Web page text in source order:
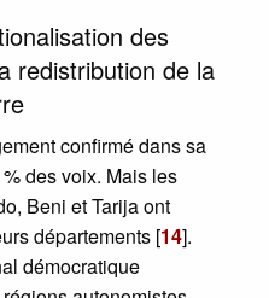
des
redistribution de la
confirmé dans sa
des voix. Mais les
Beni et Tarija ont
départements [14].
démocratique